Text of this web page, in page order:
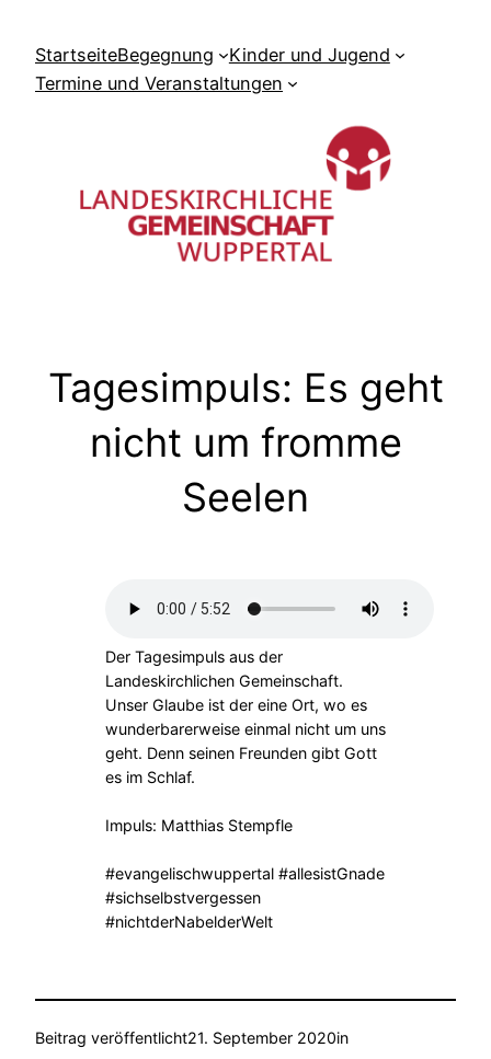
Inhalt
springen
StartseiteBegegnung
Kinder und Jugend
Termine und Veranstaltungen
Tagesimpuls: Es geht
nicht um fromme
Seelen
Der Tagesimpuls aus der
Landeskirchlichen Gemeinschaft.
Unser Glaube ist der eine Ort, wo es
wunderbarerweise einmal nicht um uns
geht. Denn seinen Freunden gibt Gott
es im Schlaf.
Impuls: Matthias Stempfle
#evangelischwuppertal #allesistGnade
#sichselbstvergessen
#nichtderNabelderWelt
Beitrag veröffentlicht21. September 2020in